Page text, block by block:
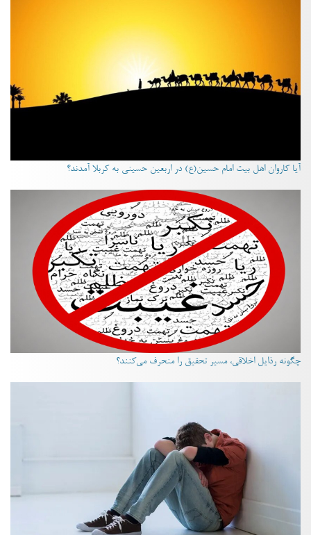
آیا کاروان اهل بیت امام حسین(ع) در اربعین حسینی به کربلا آمدند؟
چگونه رذایل اخلاقی، مسیر تحقیق را منحرف می‌کنند؟